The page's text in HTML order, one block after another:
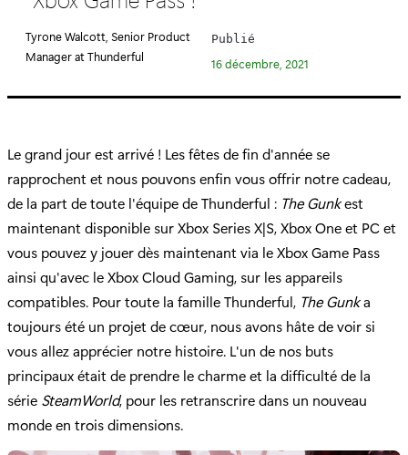
o
i
:
Tyrone Walcott, Senior Product
Manager at Thunderful
Publié
16 décembre, 2021
Le grand jour est arrivé ! Les fêtes de fin d'année se
rapprochent et nous pouvons enfin vous offrir notre cadeau,
de la part de toute l'équipe de Thunderful : The Gunkest
maintenant disponible sur Xbox Series X|S, Xbox One et PC et
vous pouvez y jouer dès maintenant via le Xbox Game Pass
ainsi qu'avec le Xbox Cloud Gaming, sur les appareils
compatibles. Pour toute la famille Thunderful, The Gunka
toujours été un projet de cœur, nous avons hâte de voir si
vous allez apprécier notre histoire. L'un de nos buts
principaux était de prendre le charme et la difficulté de la
série SteamWorld, pour les retranscrire dans un nouveau
monde en trois dimensions.